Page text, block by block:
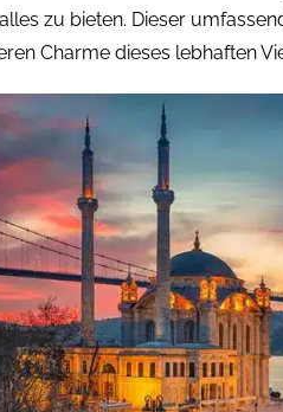
zu bieten. Dieser
Charme dieses lebhaften